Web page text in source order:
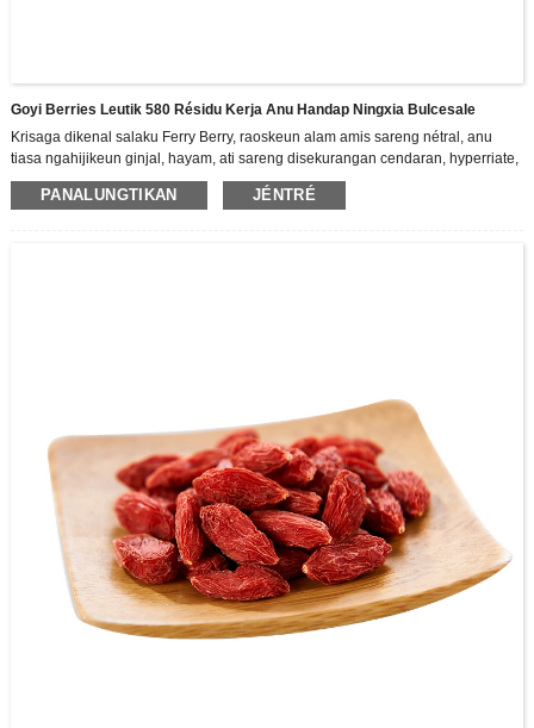
Goyi Berries Leutik 580 Résidu Kerja Anu Handap Ningxia Bulcesale
Krisaga dikenal salaku Ferry Berry, raoskeun alam amis sareng nétral, anu
tiasa ngahijikeun ginjal, hayam, ati sareng disekurangan cendaran, hyperriate,
hyperdrastosis sareng kakurangan
Urang mangrupikeun édisi tinggi-téknologi tinggi intral R & D, produksi sareng
PANALUNGTIKAN JÉNTRÉ